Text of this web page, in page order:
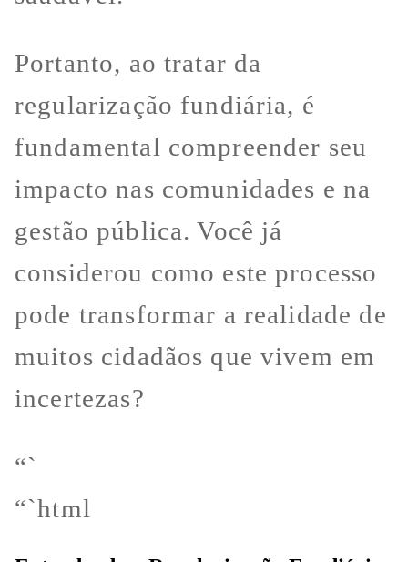
Portanto, ao tratar da
regularização fundiária, é
fundamental compreender seu
impacto nas comunidades e na
gestão pública. Você já
considerou como este processo
pode transformar a realidade de
muitos cidadãos que vivem em
incertezas?
“`
“`html